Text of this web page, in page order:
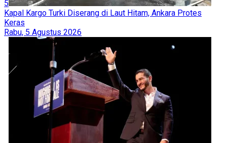
5
Kapal Kargo Turki Diserang di Laut Hitam, Ankara Protes
Keras
Rabu, 5 Agustus 2026